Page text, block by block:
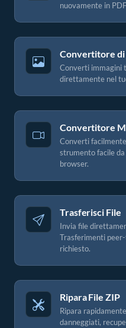
nuovamente in
Convertitore di
Converti immagini
direttamente nel
Convertitore
Converti
strumento facile
browser.
Trasferisci File
Invia file
Trasferimenti
richiesto.
Ripara File ZIP
Ripara
danneggiati,